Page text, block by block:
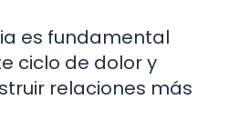
es fundamental
ciclo de dolor y
relaciones más